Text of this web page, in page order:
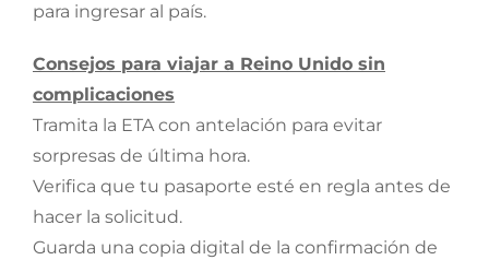
para ingresar al país.
Consejos para viajar a Reino Unido sin
complicaciones
Tramita la ETA con antelación para evitar
sorpresas de última hora.
Verifica que tu pasaporte esté en regla antes de
hacer la solicitud.
Guarda una copia digital de la confirmación de